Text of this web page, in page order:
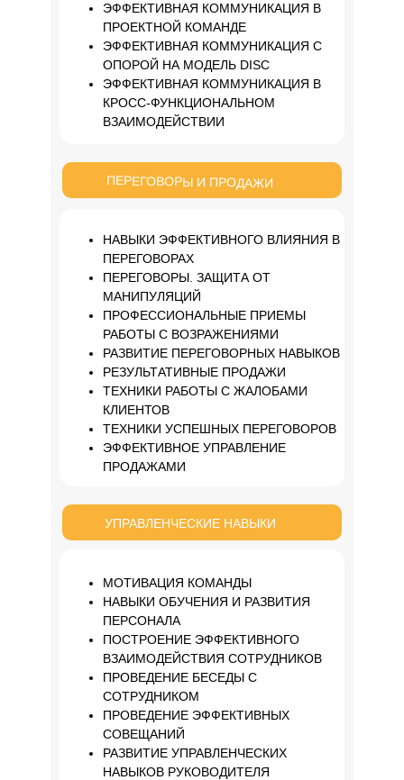
УПРАВЛЕНЧЕСКИЕ НАВЫКИ
МОТИВАЦИЯ КОМАНДЫ
НАВЫКИ ОБУЧЕНИЯ И РАЗВИТИЯ
ПЕРСОНАЛА
ПОСТРОЕНИЕ ЭФФЕКТИВНОГО
ВЗАИМОДЕЙСТВИЯ СОТРУДНИКОВ
ПРОВЕДЕНИЕ БЕСЕДЫ С
СОТРУДНИКОМ
ПРОВЕДЕНИЕ ЭФФЕКТИВНЫХ
СОВЕЩАНИЙ
РАЗВИТИЕ УПРАВЛЕНЧЕСКИХ
НАВЫКОВ РУКОВОДИТЕЛЯ
ПЕРЕГОВОРЫ И ПРОДАЖИ
НАВЫКИ ЭФФЕКТИВНОГО ВЛИЯНИЯ В
ПЕРЕГОВОРАХ
ПЕРЕГОВОРЫ. ЗАЩИТА ОТ
МАНИПУЛЯЦИЙ
ПРОФЕССИОНАЛЬНЫЕ ПРИЕМЫ
РАБОТЫ С ВОЗРАЖЕНИЯМИ
РАЗВИТИЕ ПЕРЕГОВОРНЫХ НАВЫКОВ
РЕЗУЛЬТАТИВНЫЕ ПРОДАЖИ
ТЕХНИКИ РАБОТЫ С ЖАЛОБАМИ
КЛИЕНТОВ
ТЕХНИКИ УСПЕШНЫХ ПЕРЕГОВОРОВ
ЭФФЕКТИВНОЕ УПРАВЛЕНИЕ
ПРОДАЖАМИ
ЭФФЕКТИВНАЯ КОММУНИКАЦИЯ В
ПРОЕКТНОЙ КОМАНДЕ
ЭФФЕКТИВНАЯ КОММУНИКАЦИЯ С
ОПОРОЙ НА МОДЕЛЬ DISC
ЭФФЕКТИВНАЯ КОММУНИКАЦИЯ В
КРОСС-ФУНКЦИОНАЛЬНОМ
ВЗАИМОДЕЙСТВИИ